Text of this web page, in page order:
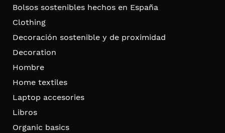
Bolsos sostenibles hechos en España
Clothing
Decoración sostenible y de proximidad
Decoration
Hombre
Home textiles
Laptop accesories
Libros
Organic basics